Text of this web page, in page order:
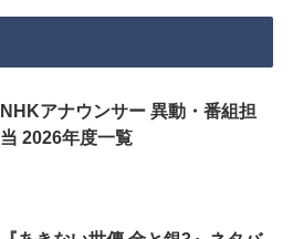
NHKアナウンサー 異動・番組担
当 2026年度一覧